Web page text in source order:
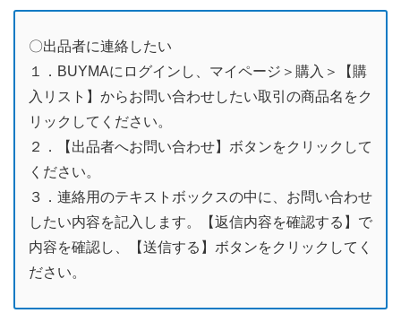
〇出品者に連絡したい
１．BUYMAにログインし、マイページ＞購入＞【購
入リスト】からお問い合わせしたい取引の商品名をク
リックしてください。
２．【出品者へお問い合わせ】ボタンをクリックして
ください。
３．連絡用のテキストボックスの中に、お問い合わせ
したい内容を記入します。【返信内容を確認する】で
内容を確認し、【送信する】ボタンをクリックしてく
ださい。